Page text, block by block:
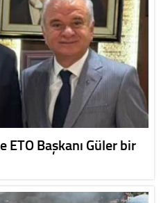
ETO Başkanı Güler bir